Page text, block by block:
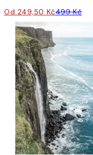
Od 249,50 Kč499 Kč